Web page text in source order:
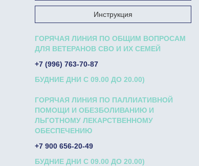
Инструкция
ГОРЯЧАЯ ЛИНИЯ ПО ОБЩИМ ВОПРОСАМ
ДЛЯ ВЕТЕРАНОВ СВО И ИХ СЕМЕЙ
+7 (996) 763-70-87
БУДНИЕ ДНИ С 09.00 ДО 20.00)
ГОРЯЧАЯ ЛИНИЯ ПО ПАЛЛИАТИВНОЙ
ПОМОЩИ И ОБЕЗБОЛИВАНИЮ И
ЛЬГОТНОМУ ЛЕКАРСТВЕННОМУ
ОБЕСПЕЧЕНИЮ
+7 900 656-20-49
БУДНИЕ ДНИ С 09.00 ДО 20.00)